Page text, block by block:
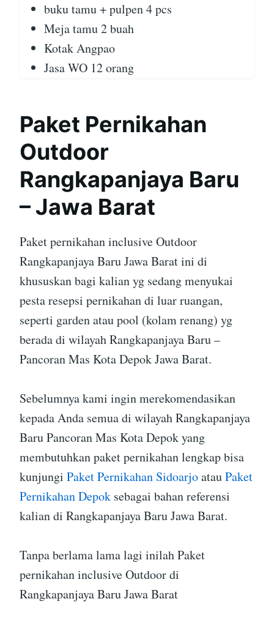
buku tamu + pulpen 4 pcs
Meja tamu 2 buah
Kotak Angpao
Jasa WO 12 orang
Paket Pernikahan
Outdoor
Rangkapanjaya Baru
– Jawa Barat
Paket pernikahan inclusive Outdoor
Rangkapanjaya Baru Jawa Barat ini di
khususkan bagi kalian yg sedang menyukai
pesta resepsi pernikahan di luar ruangan,
seperti garden atau pool (kolam renang) yg
berada di wilayah Rangkapanjaya Baru –
Pancoran Mas Kota Depok Jawa Barat.
Sebelumnya kami ingin merekomendasikan
kepada Anda semua di wilayah Rangkapanjaya
Baru Pancoran Mas Kota Depok yang
membutuhkan paket pernikahan lengkap bisa
kunjungi Paket Pernikahan SidoarjoatauPaket
Pernikahan Depok sebagai bahan referensi
kalian di Rangkapanjaya Baru Jawa Barat.
Tanpa berlama lama lagi inilah Paket
pernikahan inclusive Outdoor di
Rangkapanjaya Baru Jawa Barat